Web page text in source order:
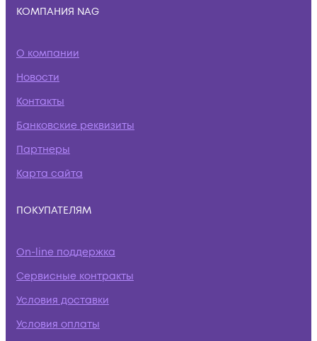
КОМПАНИЯ NAG
О компании
Новости
Контакты
Банковские реквизиты
Партнеры
Карта сайта
ПОКУПАТЕЛЯМ
On-line поддержка
Сервисные контракты
Условия доставки
Условия оплаты